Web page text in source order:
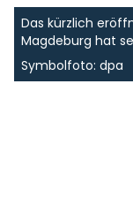
Das kürzlich
Magdeburg hat
Symbolfoto: dpa